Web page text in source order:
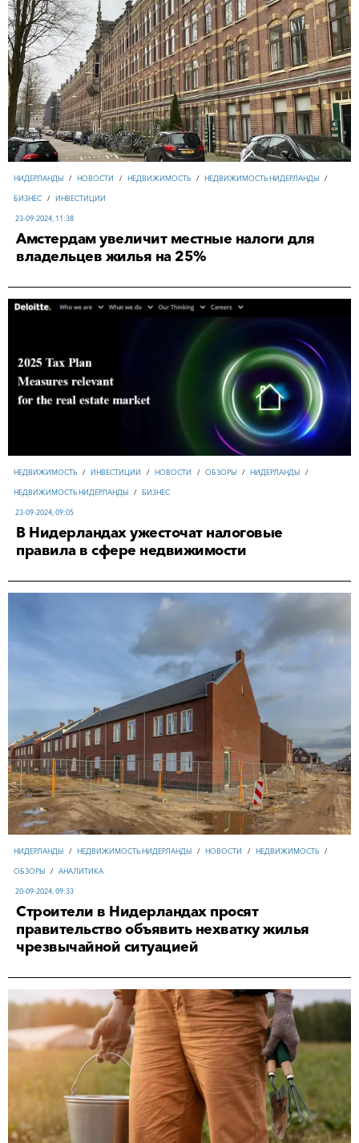
НИДЕРЛАНДЫ / НОВОСТИ / НЕДВИЖИМОСТЬ / НЕДВИЖИМОСТЬ НИДЕРЛАНДЫ /
БИЗНЕС / ИНВЕСТИЦИИ
23-09-2024, 11:38
Амстердам увеличит местные налоги для
владельцев жилья на 25%
НЕДВИЖИМОСТЬ / ИНВЕСТИЦИИ / НОВОСТИ / ОБЗОРЫ / НИДЕРЛАНДЫ /
НЕДВИЖИМОСТЬ НИДЕРЛАНДЫ / БИЗНЕС
23-09-2024, 09:05
В Нидерландах ужесточат налоговые
правила в сфере недвижимости
НИДЕРЛАНДЫ / НЕДВИЖИМОСТЬ НИДЕРЛАНДЫ / НОВОСТИ / НЕДВИЖИМОСТЬ /
ОБЗОРЫ / АНАЛИТИКА
20-09-2024, 09:33
Строители в Нидерландах просят
правительство объявить нехватку жилья
чрезвычайной ситуацией